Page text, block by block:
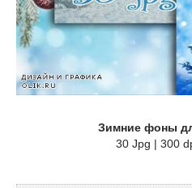
Зимние фоны
30 Jpg | 300